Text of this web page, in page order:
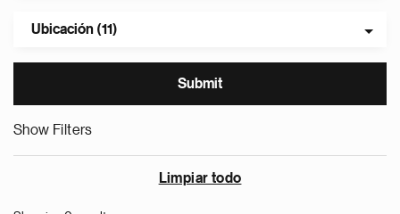
Ubicación (11)
Show Filters
Limpiar todo